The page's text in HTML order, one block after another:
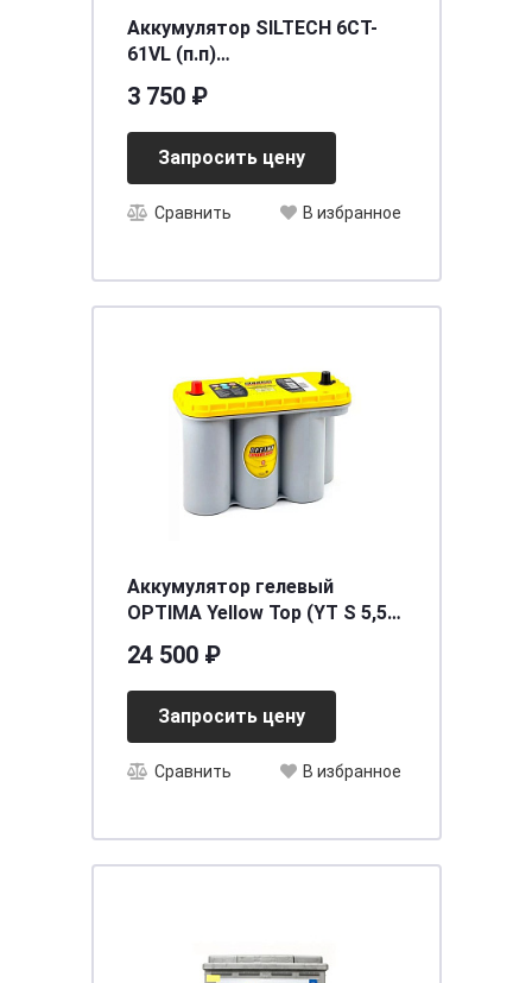
Аккумулятор SILTECH 6СТ-
61VL (п.п)
3 750 ₽
Запросить цену
Сравнить В избранное
Аккумулятор гелевый
OPTIMA Yellow Top (YT S 5,5)
[д324ш166в218(238)/975]
24 500 ₽
Запросить цену
Сравнить В избранное